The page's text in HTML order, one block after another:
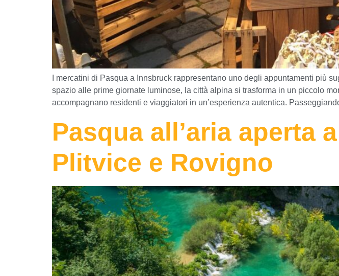
I mercatini di Pasqua a Innsbruck rappresentano uno degli appuntamenti più
spazio alle prime giornate luminose, la città alpina si trasforma in un piccolo
accompagnano residenti e viaggiatori in un’esperienza autentica.
Pasqua all’aria aperta
Plitvice e Rovigno